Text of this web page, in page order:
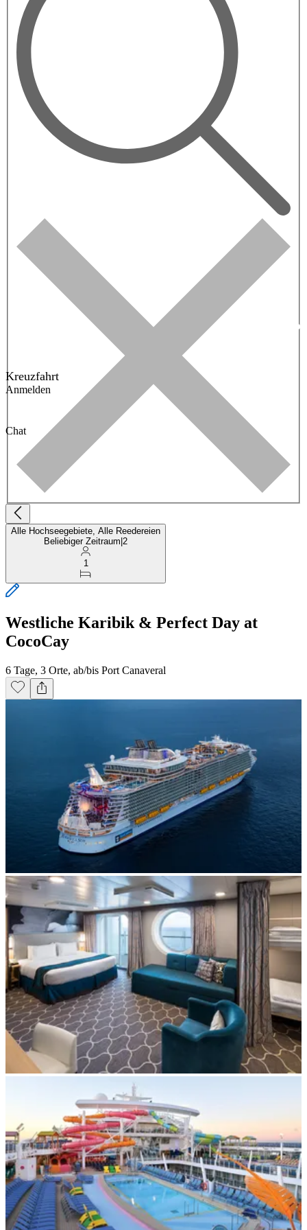
Kreuzfahrt
Anmelden
Chat
Alle Hochseegebiete, Alle Reedereien
Beliebiger Zeitraum 2
1
Westliche Karibik & Perfect Day at
CocoCay
6 Tage, 3 Orte, ab/bis Port Canaveral